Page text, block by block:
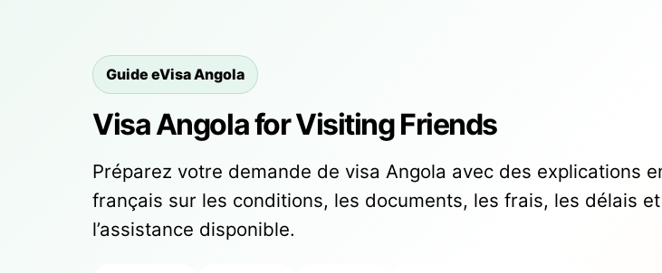
Guide eVisa Angola
Visa Angola for Visiting Friends
Préparez votre demande de visa Angola avec des explications
français sur les conditions, les documents, les frais, les délais et
l’assistance disponible.